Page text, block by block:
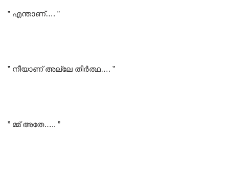
” എന്താണ്…. ”
” നീയാണ് അല്ലേ തീർത്ഥ…. ”
” മ്മ് അതേ….. ”